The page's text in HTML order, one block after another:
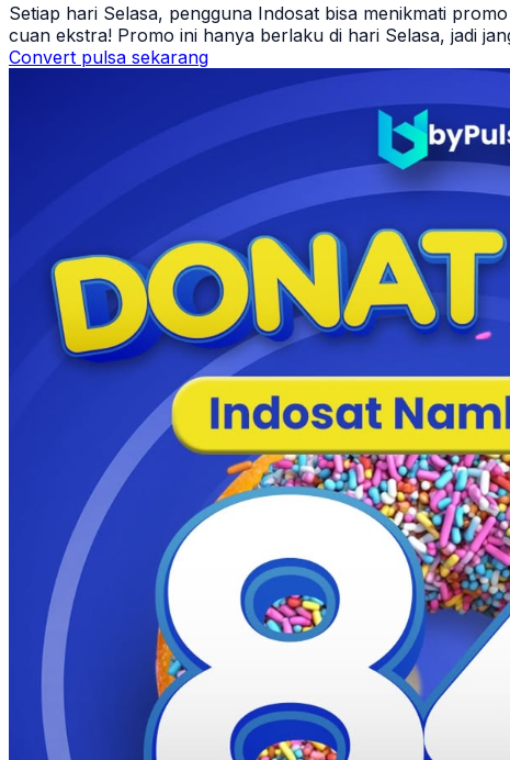
Setiap hari Selasa, pengguna Indosat bisa menikmati
cuan ekstra! Promo ini hanya berlaku di hari Selasa, jadi
Convert pulsa sekarang